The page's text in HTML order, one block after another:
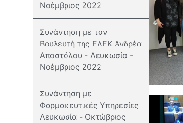
Νοέμβριος 2022
Συνάντηση με τον
Βουλευτή της ΕΔΕΚ Ανδρέα
Αποστόλου - Λευκωσία -
Νοέμβριος 2022
Συνάντηση με
Φαρμακευτικές Υπηρεσίες
Λευκωσία - Οκτώβριος